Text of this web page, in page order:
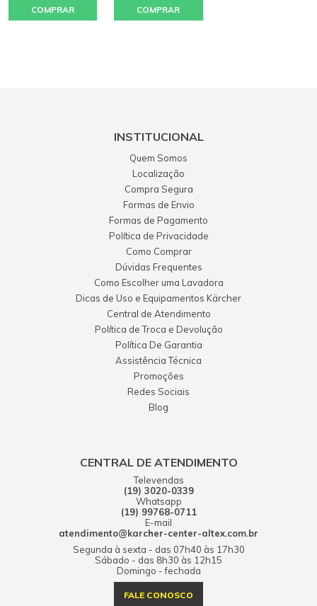
COMPRAR COMPRAR
INSTITUCIONAL
Quem Somos
Localização
Compra Segura
Formas de Envio
Formas de Pagamento
Política de Privacidade
Como Comprar
Dúvidas Frequentes
Como Escolher uma Lavadora
Dicas de Uso e Equipamentos Kärcher
Central de Atendimento
Política de Troca e Devolução
Política De Garantia
Assistência Técnica
Promoções
Redes Sociais
Blog
CENTRAL DE ATENDIMENTO
Televendas
(19) 3020-0339
Whatsapp
(19) 99768-0711
E-mail
atendimento@karcher-center-altex.com.br
Segunda à sexta - das 07h40 às 17h30
Sábado - das 8h30 às 12h15
Domingo - fechada
FALE CONOSCO